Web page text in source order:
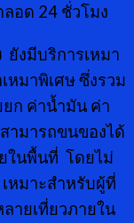
อด 24 ชั่วโมง
ยังมีบริการเหมา
หมาพิเศษ ซึ่งรวม
ก ค่าน้ำมัน ค่า
ามารถขนของได้
ในพื้นที่ โดยไม่
หมาะสำหรับผู้ที่
ายเที่ยวภายใน